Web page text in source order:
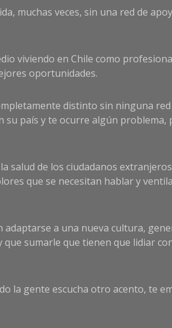
muchas veces, sin una red de
viviendo en Chile como
oportunidades.
distinto sin ninguna red
su país y te ocurre algún problema,
salud de los ciudadanos
que se necesitan hablar y
a una nueva cultura,
sumarle que tienen que lidiar
la gente escucha otro acento, te